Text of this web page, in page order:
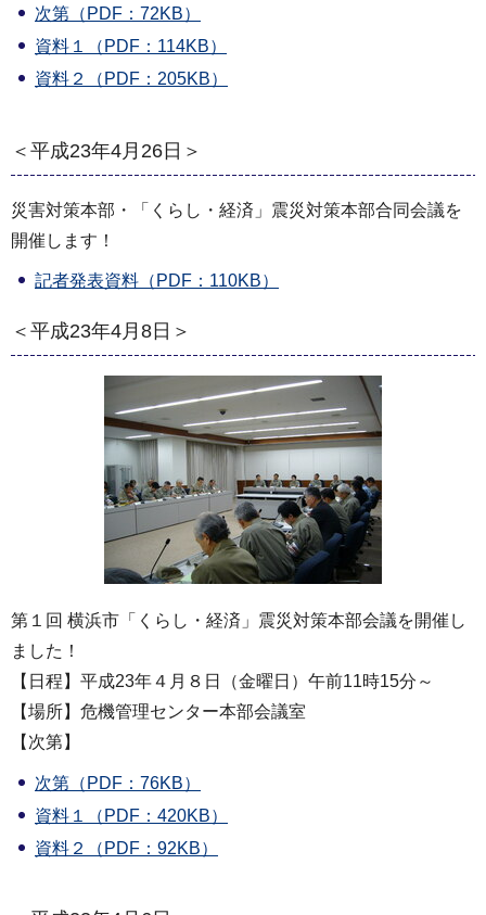
次第（PDF：72KB）
資料１（PDF：114KB）
資料２（PDF：205KB）
＜平成23年4月26日＞
災害対策本部・「くらし・経済」震災対策本部合同会議を
開催します！
記者発表資料（PDF：110KB）
＜平成23年4月8日＞
第１回 横浜市「くらし・経済」震災対策本部会議を開催し
ました！
【日程】平成23年４月８日（金曜日）午前11時15分～
【場所】危機管理センター本部会議室
【次第】
次第（PDF：76KB）
資料１（PDF：420KB）
資料２（PDF：92KB）